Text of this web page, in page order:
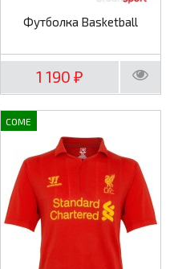
Футболка Basketball
1 190 ₽
COME